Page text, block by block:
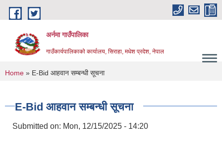
Skip to main content
अर्नमा गाउँपालिका
गाउँकार्यपालिकाको कार्यालय, सिराहा, मधेश प्रदेश, नेपाल
You are here
Home » E-Bid आहवान सम्बन्धी सूचना
E-Bid आहवान सम्बन्धी सूचना
Submitted on: Mon, 12/15/2025 - 14:20